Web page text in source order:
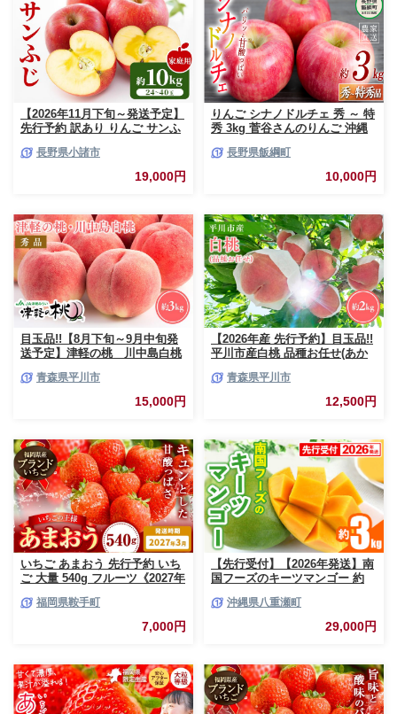
【2026年11月下旬～発送予定】
先行予約 訳あり りんご サンふ
フルーツ 果物 甘い おいしい 林
長野県小諸市
19,000円
りんご シナノドルチェ 秀 ～ 特
秀 3kg 菅谷さんのりんご 沖縄
頃から2026年10月上旬頃まで順
次発送予定 令和8年度出荷分 長
長野県飯綱町
10,000円
目玉品!!【8月下旬～9月中旬発
送予定】津軽の桃 川中島白桃
青森県平川市
15,000円
【2026年産 先行予約】目玉品!!
平川市産白桃 品種お任せ(あか
8玉)【今井農園】[hi-0064-003]
青森県平川市
12,500円
いちご あまおう 先行予約 いち
ご 大量 540g フルーツ《2027年
だもの 果物 福岡県 鞍手町【配
福岡県鞍手町
7,000円
【先行受付】【2026年発送】南
国フーズのキーツマンゴー 約
南国フルーツ 旬の味覚 沖縄県
産 国産マンゴー 希少種 オスス
沖縄県八重瀬町
29,000円